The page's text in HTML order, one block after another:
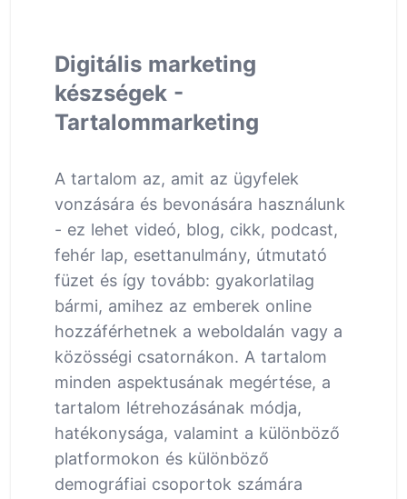
Digitális marketing
készségek -
Tartalommarketing
A tartalom az, amit az ügyfelek
vonzására és bevonására használunk
- ez lehet videó, blog, cikk, podcast,
fehér lap, esettanulmány, útmutató
füzet és így tovább: gyakorlatilag
bármi, amihez az emberek online
hozzáférhetnek a weboldalán vagy a
közösségi csatornákon. A tartalom
minden aspektusának megértése, a
tartalom létrehozásának módja,
hatékonysága, valamint a különböző
platformokon és különböző
demográfiai csoportok számára